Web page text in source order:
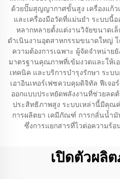
ด้วยปั๊มสุญญากาศขั้นสูง เครื่องแก้
และเครื่องมือวัดที่แม่นยำ ระบบนี้
หลากหลายตั้งแต่งานวิจัยขนาดเ
ดำเนินงานอุตสาหกรรมขนาดใหญ่
ความต้องการเฉพาะ ผู้จัดจำหน่า
มาตรฐานคุณภาพที่เข้มงวดและให้
เทคนิค และบริการบำรุงรักษา ระ
เอาอินเทอร์เฟซควบคุมดิจิทัล ฟีเจ
ออกแบบประหยัดพลังงานที่ช่วยลด
ประสิทธิภาพสูง ระบบเหล่านี้มีคุณ
การผลิตยา เคมีภัณฑ์ การกลั่นน้ำ
ซึ่งการแยกสารที่ไวต่อความร้
เปิดตัวผลิ